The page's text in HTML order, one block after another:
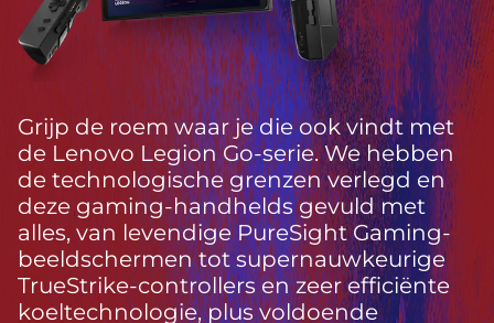
Grijp de roem waar je die ook vindt met
de Lenovo Legion Go-serie. We hebben
de technologische grenzen verlegd en
deze gaming-handhelds gevuld met
alles, van levendige PureSight Gaming-
beeldschermen tot supernauwkeurige
TrueStrike-controllers en zeer efficiënte
koeltechnologie, plus voldoende